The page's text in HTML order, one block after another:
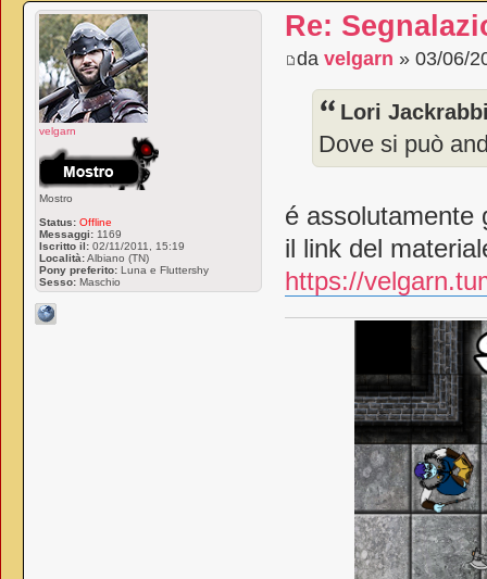
Re:
da velgarn » 03/06/
Lori
Dove si può
é assolutamente
il link del
https://
velgarn
Mostro
Status: Offline
Messaggi: 1169
Iscritto il: 02/11/2011, 15:19
Località:Albiano (TN)
Pony preferito: Luna e Fluttershy
Sesso: Maschio